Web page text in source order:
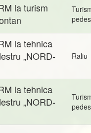
la turism
la tehnica
„NORD-
Raliu
la tehnica
„NORD-